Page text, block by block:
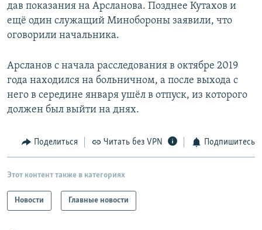
дав показания на Арсланова. Позднее Кутахов и
ещё один служащий Минобороны заявили, что
оговорили начальника.
Арсланов с начала расследования в октябре 2019
года находился на больничном, а после выхода с
него в середине января ушёл в отпуск, из которого
должен был выйти на днях.
Поделиться Читать без VPN Подпишитесь
Этот контент также в категориях
Новости Главные новости